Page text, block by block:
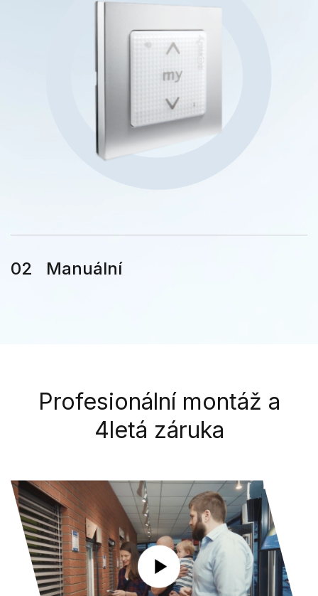
Manuální
Profesionální montáž a
4letá záruka